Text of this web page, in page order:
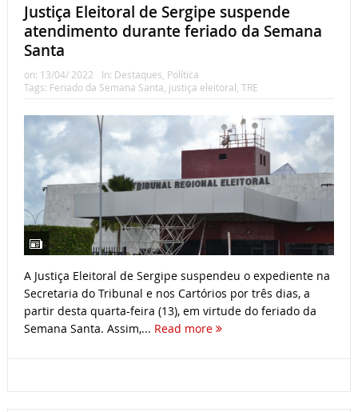
Justiça Eleitoral de Sergipe suspende
atendimento durante feriado da Semana
Santa
on: 13/04/ 2022 In: Destaques Política
Tags: Feriado da Semana Santa justiça eleitoral TRE
A Justiça Eleitoral de Sergipe suspendeu o expediente na
Secretaria do Tribunal e nos Cartórios por três dias, a
partir desta quarta-feira (13), em virtude do feriado da
Semana Santa. Assim,... Read more